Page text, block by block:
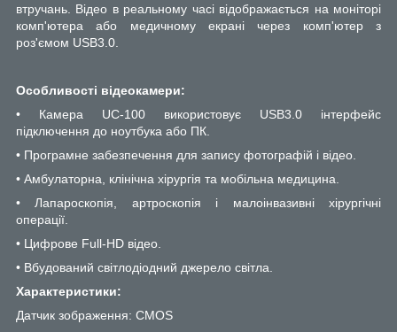
втручань. Відео в реальному часі відображається на моніторі
комп'ютера або медичному екрані через комп'ютер з
роз'ємом USB3.0.
Особливості відеокамери:
• Камера UC-100 використовує USB3.0 інтерфейс
підключення до ноутбука або ПК.
• Програмне забезпечення для запису фотографій і відео.
• Амбулаторна, клінічна хірургія та мобільна медицина.
• Лапароскопія, артроскопія і малоінвазивні хірургічні
операції.
• Цифрове Full-HD відео.
• Вбудований світлодіодний джерело світла.
Характеристики:
Датчик зображення: CMOS